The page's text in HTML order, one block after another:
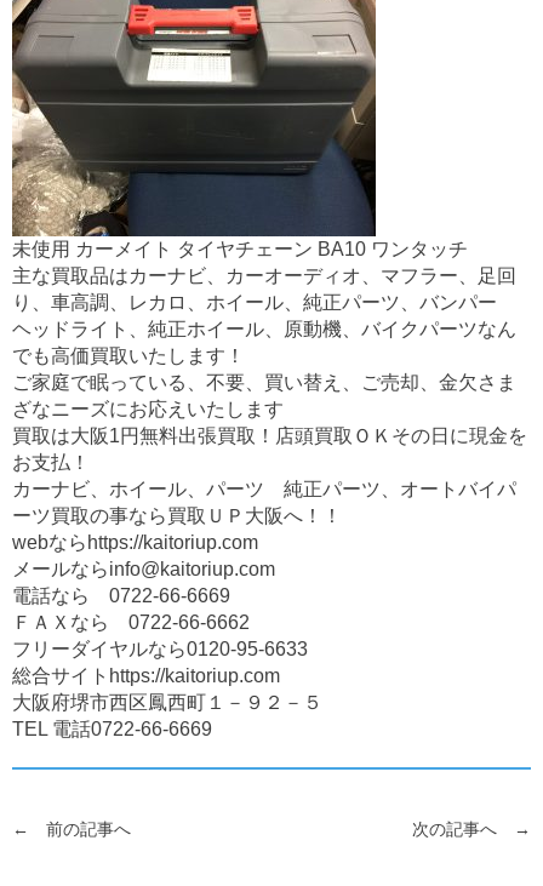
未使用 カーメイト タイヤチェーン BA10 ワンタッチ
主な買取品はカーナビ、カーオーディオ、マフラー、足回
り、車高調、レカロ、ホイール、純正パーツ、バンパー
ヘッドライト、純正ホイール、原動機、バイクパーツなん
でも高価買取いたします！
ご家庭で眠っている、不要、買い替え、ご売却、金欠さま
ざなニーズにお応えいたします
買取は大阪1円無料出張買取！店頭買取ＯＫその日に現金を
お支払！
カーナビ、ホイール、パーツ 純正パーツ、オートバイパ
ーツ買取の事なら買取ＵＰ大阪へ！！
webならhttps://kaitoriup.com
メールならinfo@kaitoriup.com
電話なら 0722-66-6669
ＦＡＸなら 0722-66-6662
フリーダイヤルなら0120-95-6633
総合サイトhttps://kaitoriup.com
大阪府堺市西区鳳西町１－９２－５
TEL 電話0722-66-6669
← 前の記事へ 次の記事へ →